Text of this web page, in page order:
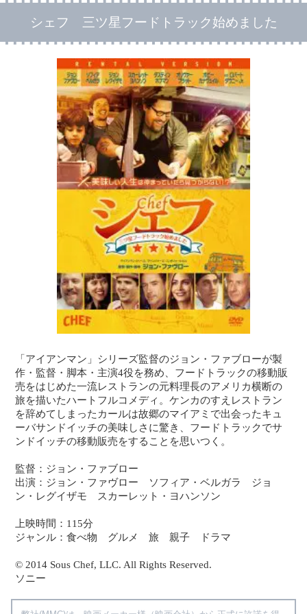
シェフ 三ツ星フードトラック始めました
「アイアンマン」シリーズ監督のジョン・ファブローが製
作・監督・脚本・主演4役を務め、フードトラックの移動販
売をはじめた一流レストランの元料理長のアメリカ横断の
旅を描いたハートフルコメディ。ケンカのすえレストラン
を辞めてしまったカールは故郷のマイアミで出会ったキュ
ーバサンドイッチの美味しさに驚き、フードトラックでサ
ンドイッチの移動販売をすることを思いつく。
監督：ジョン・ファブロー
出演：ジョン・ファヴロー ソフィア・ベルガラ ジョ
ン・レグイザモ スカーレット・ヨハンソン
上映時間：115分
ジャンル：食べ物 グルメ 旅 親子 ドラマ
© 2014 Sous Chef, LLC. All Rights Reserved.
ソニー